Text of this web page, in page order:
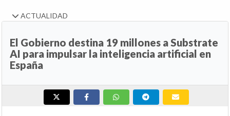
ACTUALIDAD
El Gobierno destina 19 millones a Substrate
AI para impulsar la inteligencia artificial en
España